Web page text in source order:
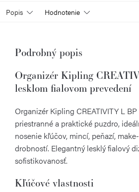
Popis Hodnotenie
Podrobný popis
Organizér Kipling
lesklom fialovom prevedení
Organizér Kipling CREATIVITY L
priestranné a praktické puzdro,
nosenie kľúčov, mincí, peňazí,
drobností. Elegantný lesklý fialový
sofistikovanosť.
Kľúčové vlastnosti